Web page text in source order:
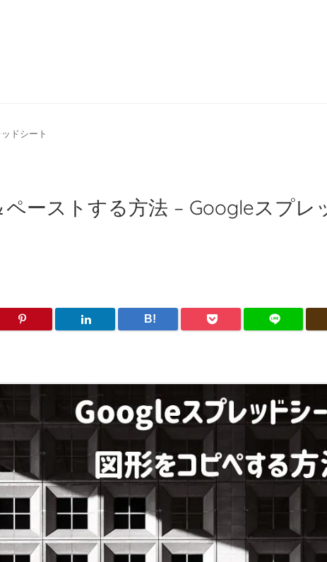
ドシート
ーストする方法 – Googleスプレ
B!